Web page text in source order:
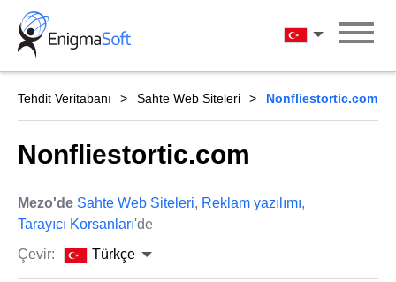
Skip
content
Türkçe
Tehdit Veritabanı Sahte Web Siteleri Nonfliestortic.com
Nonfliestortic.com
Mezo'de Sahte Web Siteleri, Reklam yazılımı,
Tarayıcı Korsanları'de
Çevir:
Türkçe